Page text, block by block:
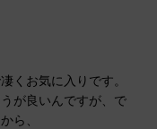
くお気に入りです。
が良いんですが、で
ら、